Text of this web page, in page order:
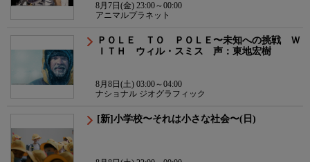
8月7日(金) 23:00～00:00
アニマルプラネット
ＰＯＬＥ ＴＯ ＰＯＬＥ〜未知への挑戦 Ｗ
ＩＴＨ ウィル・スミス 声：東地宏樹
8月8日(土) 03:00～04:00
ナショナル ジオグラフィック
[新]小学校〜それは小さな社会〜(日)